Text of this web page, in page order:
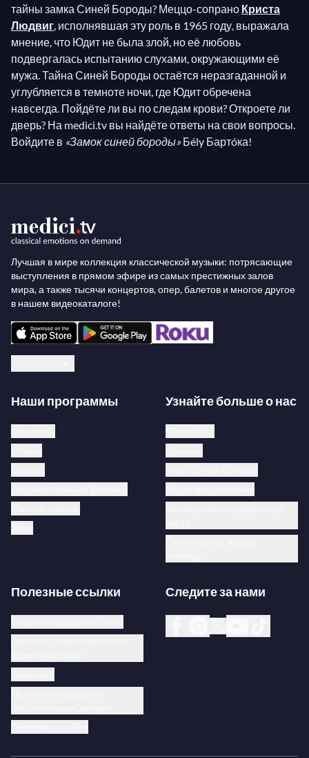
тайны замка Синей Бороды? Меццо-сопрано Криста
Людвиг, исполнявшая эту роль в 1965 году, выражала
мнение, что Юдит не была злой, но её любовь
подвергалась испытанию слухами, окружающими её
мужа. Тайна Синей Бороды остаётся неразгаданной и
углубляется в темноте ночи, где Юдит обречена
навсегда. Пойдёте ли вы по следам крови? Откроете ли
дверь? На medici.tv вы найдёте ответы на свои вопросы.
Войдите в «Замок синей бороды»Бély Бартóка!
Лучшая в мире коллекция классической музыки: потрясающие
выступления в прямом эфире из самых престижных залов
мира, а также тысячи концертов, опер, балетов и многое другое
в нашем видеокаталоге!
Наши программы Узнайте больше о нас
Полезные ссылки Следите за нами